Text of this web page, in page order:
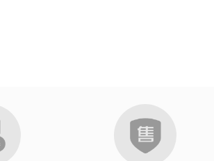
perspective.Journal of Plant Diseases and
Agriculture.June 2017, Volume